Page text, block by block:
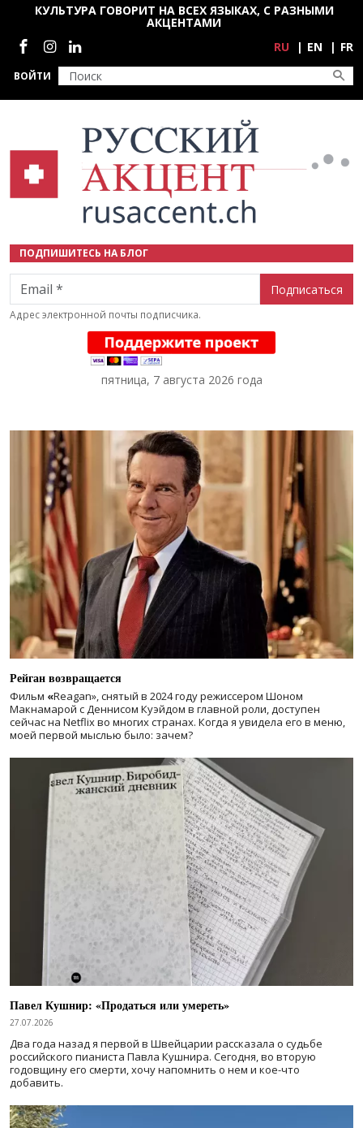
Перейти к основному содержанию
ВОЙТИ
КУЛЬТУРА ГОВОРИТ НА ВСЕХ ЯЗЫКАХ, С РАЗНЫМИ
АКЦЕНТАМИ
Социальные сети
RU EN FR
ПОДПИШИТЕСЬ НА БЛОГ
Email
Адрес электронной почты подписчика.
пятница, 7 августа 2026 года
Рейган возвращается
Фильм «Reagan», снятый в 2024 годурежиссером Шоном
Макнамарой с Деннисом Куэйдом в главной роли, доступен
сейчас на Netflix во многих странах. Когда я увидела его в меню,
моей первой мыслью было: зачем?
Павел Кушнир: «Продаться или умереть»
27.07.2026
Два года назад я первой в Швейцарии рассказала о судьбе
российского пианиста Павла Кушнира. Сегодня, во вторую
годовщину его смерти, хочу напомнить о нем и кое-что
добавить.